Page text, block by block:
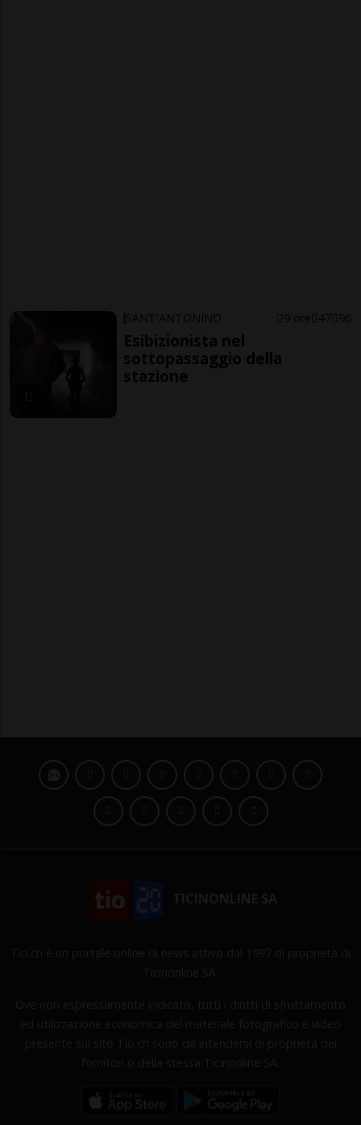
SANT'ANTONINO 9 ore 47 96
Esibizionista nel
sottopassaggio della
stazione